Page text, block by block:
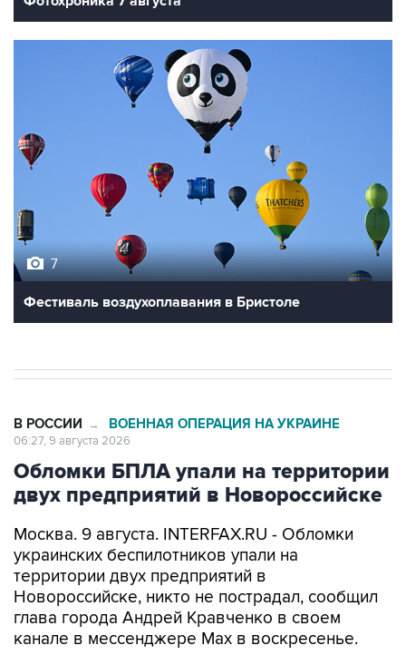
7
Фестиваль воздухоплавания в Бристоле
В РОССИИ → ВОЕННАЯ ОПЕРАЦИЯ НА УКРАИНЕ
06:27, 9 августа 2026
Обломки БПЛА упали на территории
двух предприятий в Новороссийске
Москва. 9 августа. INTERFAX.RU - Обломки
украинских беспилотников упали на
территории двух предприятий в
Новороссийске, никто не пострадал, сообщил
глава города Андрей Кравченко в своем
канале в мессенджере Max в воскресенье.